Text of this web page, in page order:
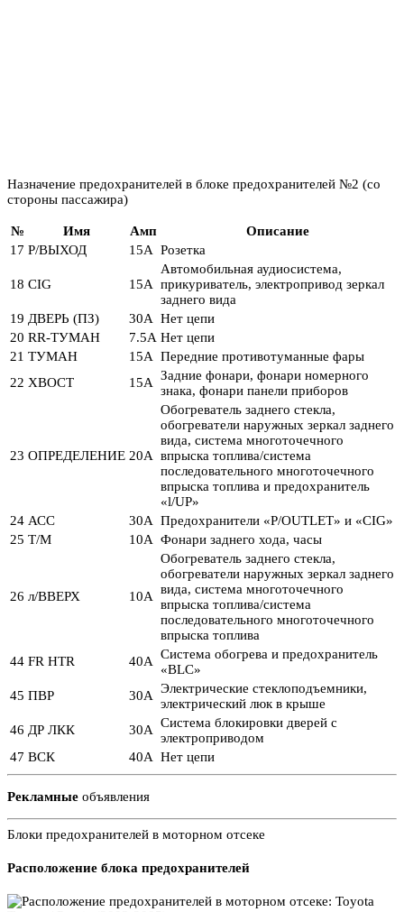
Назначение предохранителей в блоке предохранителей №2 (со
стороны пассажира)
№ Имя Амп
Описание
17 Р/ВЫХОД 15А Розетка
18 CIG 15А
Автомобильная аудиосистема,
прикуриватель, электропривод зеркал
заднего вида
19 ДВЕРЬ (ПЗ) 30А Нет цепи
20 RR-ТУМАН 7.5А Нет цепи
21 ТУМАН 15А Передние противотуманные фары
22 ХВОСТ 15А Задние фонари, фонари номерного
знака, фонари панели приборов
23 ОПРЕДЕЛЕНИЕ 20А
Обогреватель заднего стекла,
обогреватели наружных зеркал заднего
вида, система многоточечного
впрыска топлива/система
последовательного многоточечного
впрыска топлива и предохранитель
«l/UP»
24 АСС 30А Предохранители «P/OUTLET» и «CIG»
25 Т/М 10А Фонари заднего хода, часы
26 л/ВВЕРХ 10А
Обогреватель заднего стекла,
обогреватели наружных зеркал заднего
вида, система многоточечного
впрыска топлива/система
последовательного многоточечного
впрыска топлива
44 FR HTR 40А Система обогрева и предохранитель
«BLC»
45 ПВР 30А Электрические стеклоподъемники,
электрический люк в крыше
46 ДР ЛКК 30А Система блокировки дверей с
электроприводом
47 ВСК 40А Нет цепи
Рекламные объявления
Блоки предохранителей в моторном отсеке
Расположение блока предохранителей